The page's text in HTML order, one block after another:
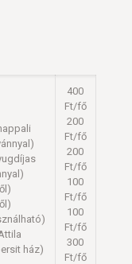
ház)
400
Ft/fő
200
Ft/fő
200
Ft/fő
100
Ft/fő
100
Ft/fő
300
Ft/fő